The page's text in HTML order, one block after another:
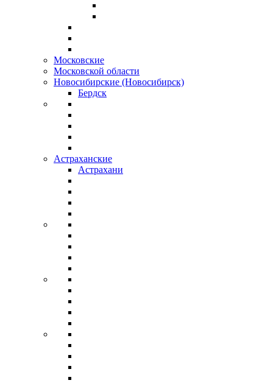
Московские
Московской области
Новосибирские (Новосибирск)
Бердск
Астраханские
Астрахани